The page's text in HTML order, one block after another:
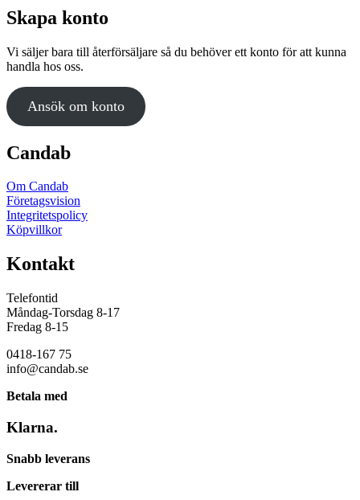
varianter.
olika
alternativen
på
produktsidan
Skapa konto
Vi säljer bara till återförsäljare så du behöver ett konto för att kunna
handla hos oss.
Ansök om konto
Candab
Om Candab
Företagsvision
Integritetspolicy
Köpvillkor
Kontakt
Telefontid
Måndag-Torsdag 8-17
Fredag 8-15
0418-167 75
info@candab.se
Betala med
Klarna.
Snabb leverans
Levererar till